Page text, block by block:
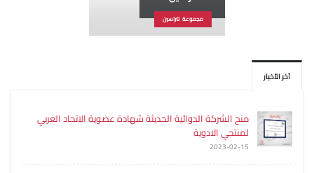
آخر الأخبار
منح الشركة الدوائية الحديثة شهادة عضوية الاتحاد العربي
لمنتجي الادوية
2023-02-15
مجموعة تتراسين